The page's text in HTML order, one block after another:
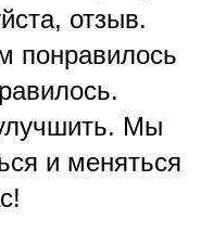
отзыв.
понравилось
Мы
и меняться